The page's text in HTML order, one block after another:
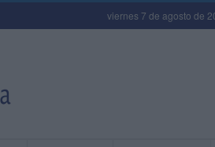
viernes 7 de agosto de